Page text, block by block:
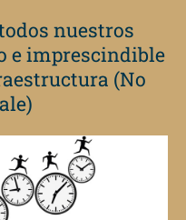
nuestros
e imprescindible
(No